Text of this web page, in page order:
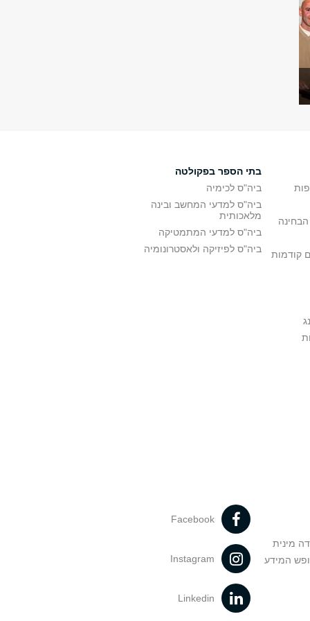
קודמות
בתי הספר בפקולטה
ביה"ס לכימיה
ביה"ס למדעי המחשב ובינה
מלאכותית
ביה"ס למדעי המתמטיקה
ביה"ס לפיזיקה ולאסטרונומיה
מינית
המידע
Facebook
Instagram
Linkedin